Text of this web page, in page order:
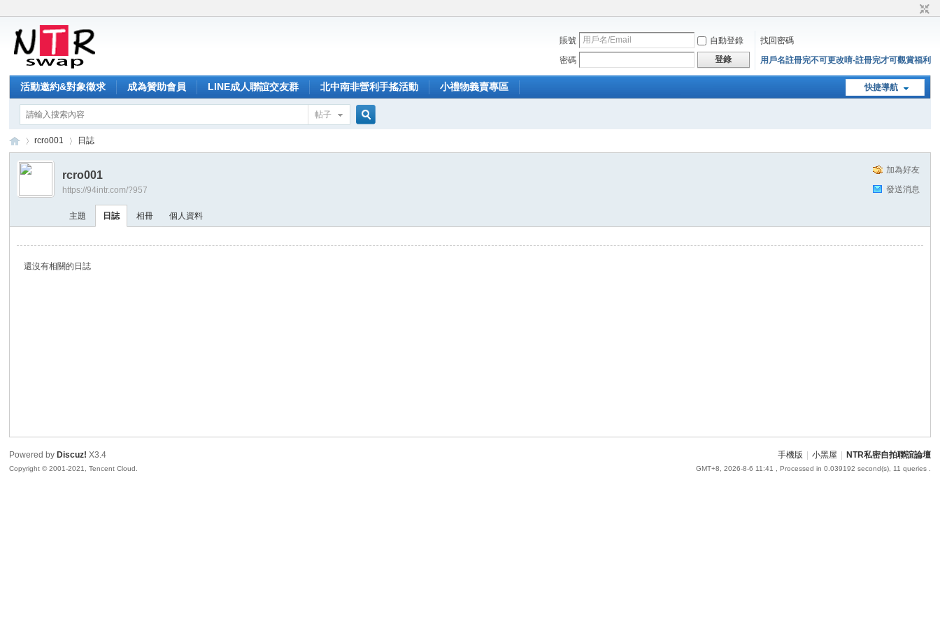
賬號 自動登錄
找回密碼
密碼
登錄 用戶名註冊完不可更改唷-註冊完才可觀賞福利
快捷導航
活動邀約&對象徵求 成為贊助會員 LINE成人聯誼交友群 北中南非營利手搖活動 小禮物義賣專區
帖子
NT›
rcro001 日誌
加為好友
發送消息
rcro001
https://94intr.com/?957
主題 日誌 相冊 個人資料
還沒有相關的日誌
手機版 小黑屋 NTR私密自拍聯誼論壇
GMT+8, 2026-8-6 11:41 , Processed in 0.039192 second(s), 11 queries .
Powered by Discuz! X3.4
Copyright © 2001-2021, Tencent Cloud.